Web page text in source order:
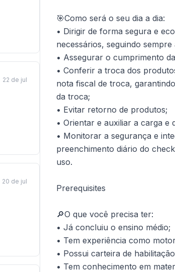
22 de jul
20 de jul
🎯Como será o seu dia a dia:
• Dirigir de forma segura e
necessários, seguindo
• Assegurar o cumprimento
• Conferir a troca dos
nota fiscal de troca,
da troca;
• Evitar retorno de produtos;
• Orientar e auxiliar a carga e
• Monitorar a segurança e
preenchimento diário do
uso.
Prerequisites
🔎O que você precisa ter:
• Já concluiu o ensino médio;
• Tem experiência como
• Possui carteira de
• Tem conhecimento em